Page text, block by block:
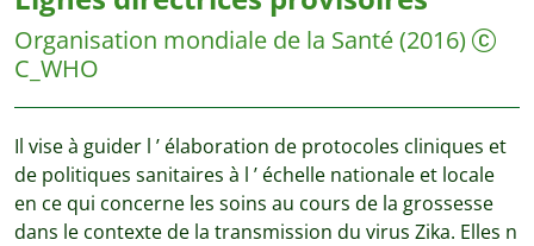
Organisation mondiale de la Santé(2016)
C_WHO
Il vise à guider l ’ élaboration de protocoles cliniques et
de politiques sanitaires à l ’ échelle nationale et locale
en ce qui concerne les soins au cours de la grossesse
dans le contexte de la transmission du virus Zika. Elles n